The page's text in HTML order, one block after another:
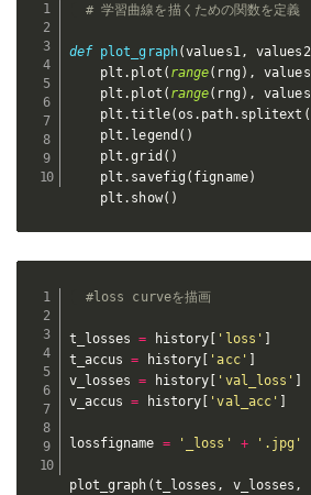
# 学習曲線を描くための関数を定義
def plot_graph(values1 , values2
    plt
. plot ( range( rng ) ,
    plt
. plot ( range( rng ) ,
    plt
.title(os . path. splitext (
    plt
. legend ( )
    plt
.grid ( )
    plt
. savefig ( figname)
    plt
. show( )
#loss curveを描画
t_losses = history 'loss'
t_accus = history 'acc'
v_losses = history 'val_loss'
v_accus = history 'val_acc'
lossfigname = '_loss' + '.jpg'
plot_graph (t_losses , v_losses ,